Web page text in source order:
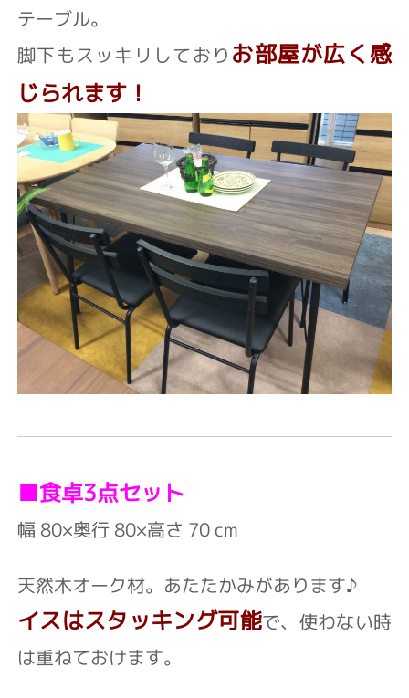
テーブル。
脚下もスッキリしており お部屋が広く感
じられます！
■食卓3点セット
幅 80×奥行 80×高さ 70 cm
天然木オーク材。あたたかみがあります♪
イスはスタッキング可能で、使わない時
は重ねておけます。